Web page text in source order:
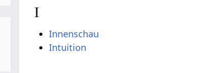
I
Innenschau
Intuition